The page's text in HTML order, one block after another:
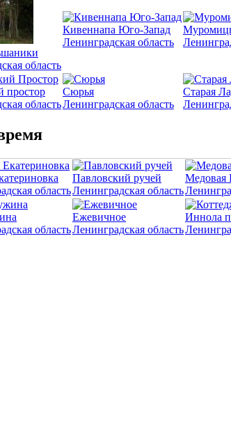
область
Кивеннапа Юго-Запад
Ленинградская область
простор
область
Сюрья
Ленинградская область
Старая
область
Павловский ручей
Ленинградская область
Медовая
область
Ежевичное
Ленинградская область
Иннола